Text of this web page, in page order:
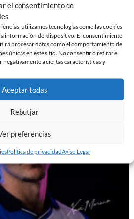
el consentimiento de
utilizamos tecnologías como las cookies
información del dispositivo. El consentimiento
procesar datos como el comportamiento de
únicas en este sitio. No consentir o retirar el
a ciertas características y
Aceptar todas
Rebutjar
preferencias
Política de privacidadAviso Legal
EQUIPACIÓN DE LA